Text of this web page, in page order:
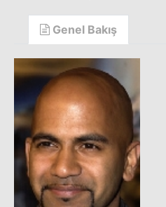
Genel Bakış